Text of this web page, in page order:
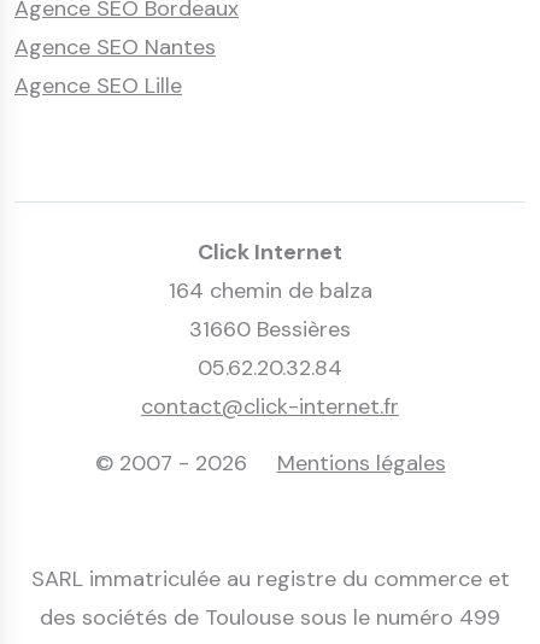
Agence SEO Bordeaux
Agence SEO Nantes
Agence SEO Lille
Click Internet
164 chemin de balza
31660 Bessières
05.62.20.32.84
contact@click-internet.fr
© 2007 - 2026
Mentions légales
SARL immatriculée au registre du commerce et
des sociétés de Toulouse sous le numéro 499